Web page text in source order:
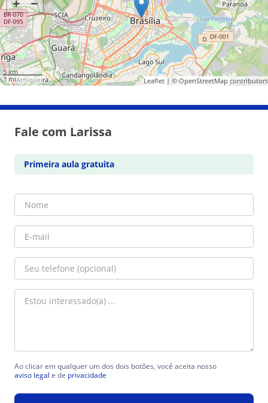
5 km
3 mi
Leaflet| © OpenStreetMapcontributors
Fale com Larissa
Primeira aula gratuita
Ao clicar em qualquer um dos dois botões, você aceita nosso
aviso legal e de privacidade